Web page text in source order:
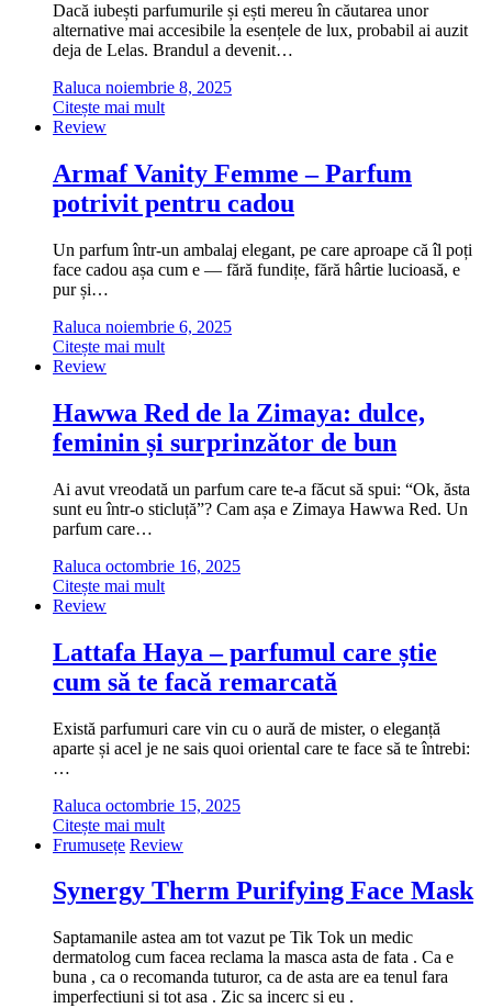
Dacă iubești parfumurile și ești mereu în căutarea unor
alternative mai accesibile la esențele de lux, probabil ai auzit
deja de Lelas. Brandul a devenit…
Raluca noiembrie 8, 2025
Citește mai mult
Review
Armaf Vanity Femme – Parfum
potrivit pentru cadou
Un parfum într-un ambalaj elegant, pe care aproape că îl poți
face cadou așa cum e — fără fundițe, fără hârtie lucioasă, e
pur și…
Raluca noiembrie 6, 2025
Citește mai mult
Review
Hawwa Red de la Zimaya: dulce,
feminin și surprinzător de bun
Ai avut vreodată un parfum care te-a făcut să spui: “Ok, ăsta
sunt eu într-o sticluță”? Cam așa e Zimaya Hawwa Red. Un
parfum care…
Raluca octombrie 16, 2025
Citește mai mult
Review
Lattafa Haya – parfumul care știe
cum să te facă remarcată
Există parfumuri care vin cu o aură de mister, o eleganță
aparte și acel je ne sais quoi oriental care te face să te întrebi:
…
Raluca octombrie 15, 2025
Citește mai mult
Frumusețe Review
Synergy Therm Purifying Face Mask
Saptamanile astea am tot vazut pe Tik Tok un medic
dermatolog cum facea reclama la masca asta de fata . Ca e
buna , ca o recomanda tuturor, ca de asta are ea tenul fara
imperfectiuni si tot asa . Zic sa incerc si eu .